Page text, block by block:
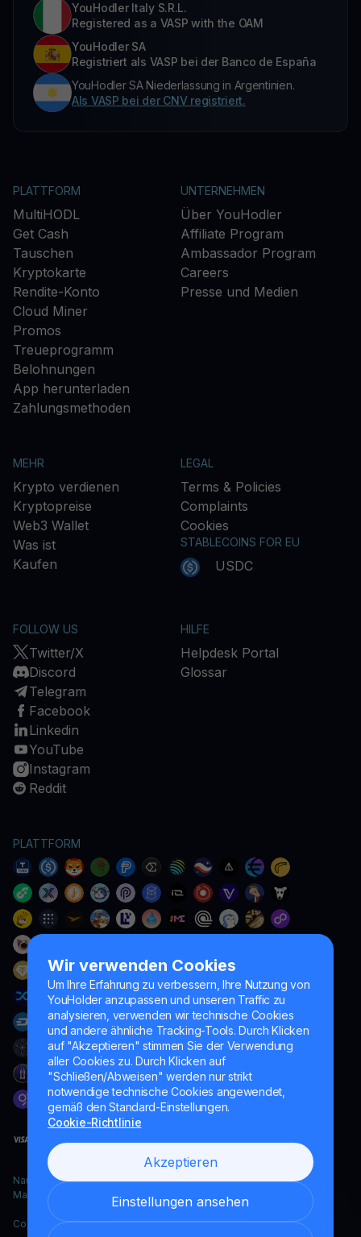
Wir verwenden Cookies
Um Ihre Erfahrung zu verbessern, Ihre Nutzung von
YouHolder anzupassen und unseren Traffic zu
analysieren, verwenden wir technische Cookies
und andere ähnliche Tracking-Tools. Durch Klicken
auf "Akzeptieren" stimmen Sie der Verwendung
aller Cookies zu. Durch Klicken auf
"Schließen/Abweisen" werden nur strikt
notwendige technische Cookies angewendet,
gemäß den Standard-Einstellungen.
Cookie-Richtlinie
Akzeptieren
Einstellungen ansehen
YouHodler Italy S.R.L.
Registered as a VASP with the OAM
YouHodler SA
Registriert als VASP bei der Banco de España
YouHodler SA Niederlassung in Argentinien.
Als VASP bei der CNV registriert.
PLATTFORM
MultiHODL
Get Cash
Tauschen
Kryptokarte
Rendite-Konto
Cloud Miner
Promos
Treueprogramm
Belohnungen
App herunterladen
Zahlungsmethoden
UNTERNEHMEN
Über YouHodler
Affiliate Program
Ambassador Program
Careers
Presse und Medien
MEHR
Krypto verdienen
Kryptopreise
Web3 Wallet
Was ist
Kaufen
LEGAL
Terms & Policies
Complaints
Cookies
STABLECOINS FOR EU
USDC
FOLLOW US
Twitter/X
Discord
Telegram
Facebook
Linkedin
YouTube
Instagram
Reddit
HILFE
Helpdesk Portal
Glossar
PLATTFORM
Naumard LTD. – ausschließlich für IT-Entwicklung, Forschung und
Marketingzwecke
Copyright YouHodler, 2026.